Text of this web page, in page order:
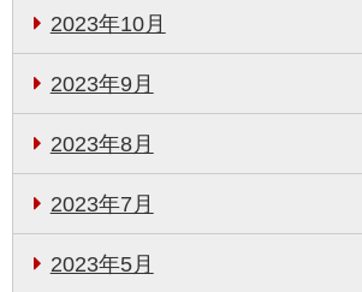
2023年10月
2023年9月
2023年8月
2023年7月
2023年5月